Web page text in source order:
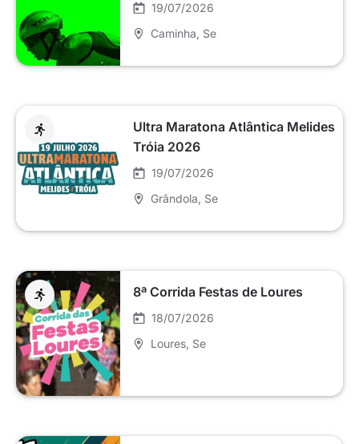
19/07/2026
Caminha , Se
Ultra Maratona Atlântica Melides
Tróia 2026
19/07/2026
Grândola , Se
8ª Corrida Festas de Loures
18/07/2026
Loures , Se